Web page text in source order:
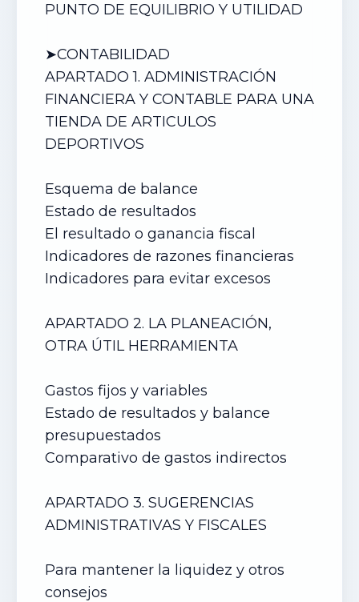
PUNTO DE EQUILIBRIO Y UTILIDAD
➤CONTABILIDAD
APARTADO 1. ADMINISTRACIÓN
FINANCIERA Y CONTABLE PARA UNA
TIENDA DE ARTICULOS
DEPORTIVOS
Esquema de balance
Estado de resultados
El resultado o ganancia fiscal
Indicadores de razones financieras
Indicadores para evitar excesos
APARTADO 2. LA PLANEACIÓN,
OTRA ÚTIL HERRAMIENTA
Gastos fijos y variables
Estado de resultados y balance
presupuestados
Comparativo de gastos indirectos
APARTADO 3. SUGERENCIAS
ADMINISTRATIVAS Y FISCALES
Para mantener la liquidez y otros
consejos